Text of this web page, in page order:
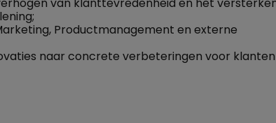
Productmanagement en externe
naar concrete verbeteringen voor klanten